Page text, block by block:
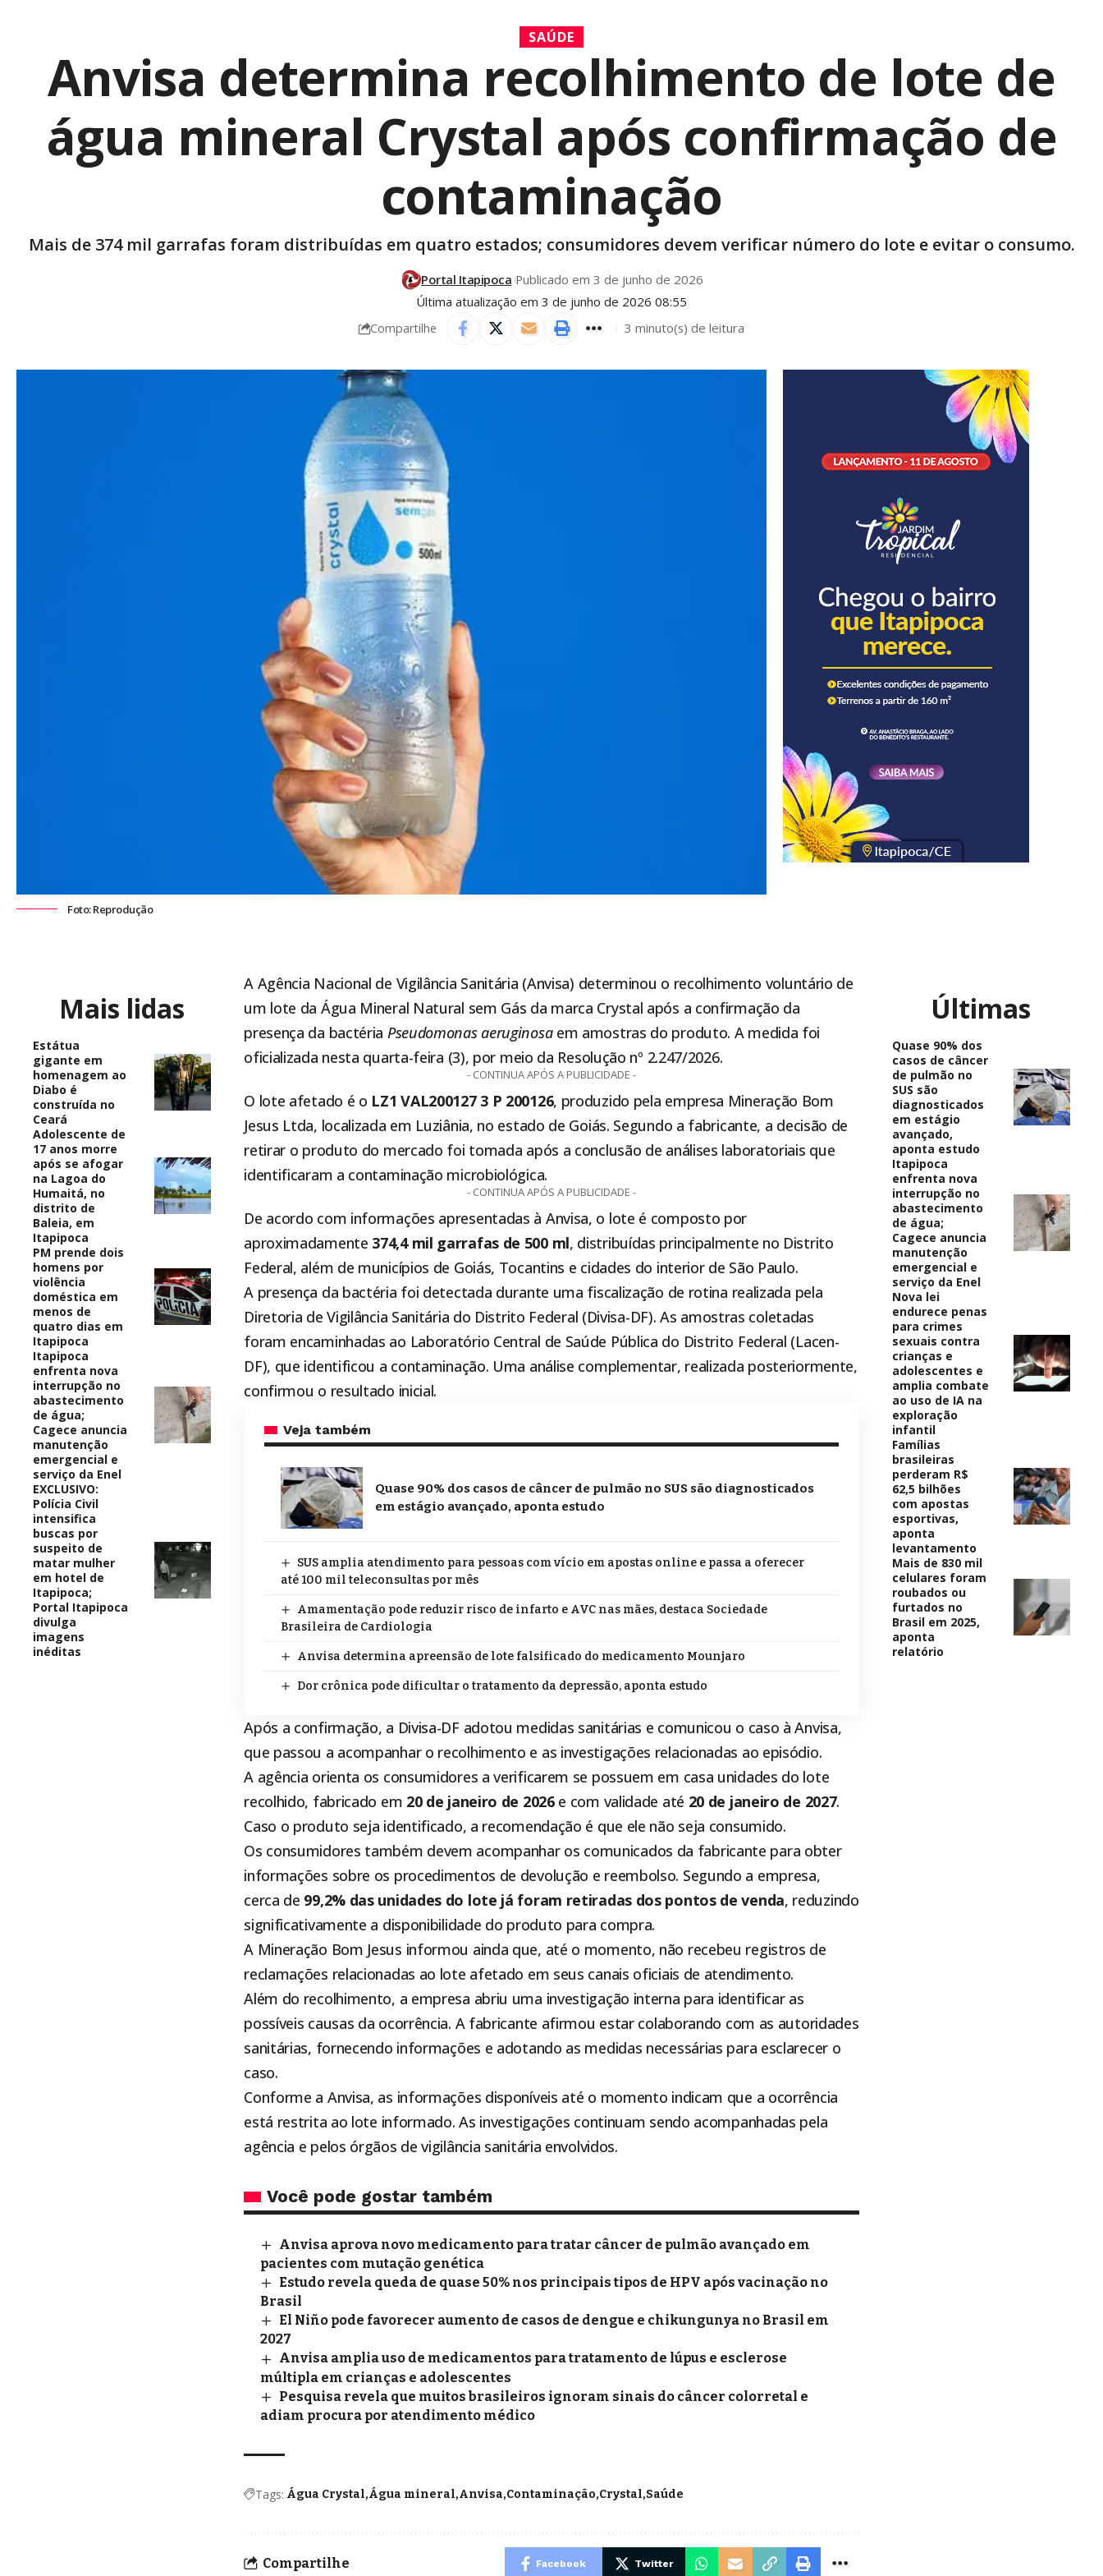
SAÚDE
Anvisa determina recolhimento de lote de
água mineral Crystal após confirmação de
contaminação
Mais de 374 mil garrafas foram distribuídas em quatro estados; consumidores devem verificar número do lote e evitar o consumo.
Última atualização em 3 de junho de 2026 08:55
Portal Itapipoca Publicado em 3 de junho de 2026
Compartilhe 3 minuto(s) de leitura
Foto: Reprodução
Mais lidas
Estátua
gigante em
homenagem ao
Diabo é
construída no
Ceará
Adolescente de
17 anos morre
após se afogar
na Lagoa do
Humaitá, no
distrito de
Baleia, em
Itapipoca
PM prende dois
homens por
violência
doméstica em
menos de
quatro dias em
Itapipoca
Itapipoca
enfrenta nova
interrupção no
abastecimento
de água;
Cagece anuncia
manutenção
emergencial e
serviço da Enel
EXCLUSIVO:
Polícia Civil
intensifica
buscas por
suspeito de
matar mulher
em hotel de
Itapipoca;
Portal Itapipoca
divulga
imagens
inéditas
A Agência Nacional de Vigilância Sanitária (Anvisa) determinou o recolhimento voluntário de
um lote da Água Mineral Natural sem Gás da marca Crystal após a confirmação da
presença da bactéria Pseudomonas aeruginosaem amostras do produto. A medida foi
oficializada nesta quarta-feira (3), por meio da Resolução nº 2.247/2026.
- CONTINUA APÓS A PUBLICIDADE -
O lote afetado é o LZ1 VAL200127 3 P 200126, produzido pela empresa Mineração Bom
Jesus Ltda, localizada em Luziânia, no estado de Goiás. Segundo a fabricante, a decisão de
retirar o produto do mercado foi tomada após a conclusão de análises laboratoriais que
identificaram a contaminação microbiológica.
- CONTINUA APÓS A PUBLICIDADE -
De acordo com informações apresentadas à Anvisa, o lote é composto por
aproximadamente 374,4 mil garrafas de 500 ml, distribuídas principalmente no Distrito
Federal, além de municípios de Goiás, Tocantins e cidades do interior de São Paulo.
A presença da bactéria foi detectada durante uma fiscalização de rotina realizada pela
Diretoria de Vigilância Sanitária do Distrito Federal (Divisa-DF). As amostras coletadas
foram encaminhadas ao Laboratório Central de Saúde Pública do Distrito Federal (Lacen-
DF), que identificou a contaminação. Uma análise complementar, realizada posteriormente,
confirmou o resultado inicial.
Veja também
Quase 90% dos casos de câncer de pulmão no SUS são diagnosticados
em estágio avançado, aponta estudo
SUS amplia atendimento para pessoas com vício em apostas online e passa a oferecer
até 100 mil teleconsultas por mês
Amamentação pode reduzir risco de infarto e AVC nas mães, destaca Sociedade
Brasileira de Cardiologia
Anvisa determina apreensão de lote falsificado do medicamento Mounjaro
Dor crônica pode dificultar o tratamento da depressão, aponta estudo
Após a confirmação, a Divisa-DF adotou medidas sanitárias e comunicou o caso à Anvisa,
que passou a acompanhar o recolhimento e as investigações relacionadas ao episódio.
A agência orienta os consumidores a verificarem se possuem em casa unidades do lote
recolhido, fabricado em 20 de janeiro de 2026e com validade até 20 de janeiro de 2027.
Caso o produto seja identificado, a recomendação é que ele não seja consumido.
Os consumidores também devem acompanhar os comunicados da fabricante para obter
informações sobre os procedimentos de devolução e reembolso. Segundo a empresa,
cerca de 99,2% das unidades do lote já foram retiradas dos pontos de venda, reduzindo
significativamente a disponibilidade do produto para compra.
A Mineração Bom Jesus informou ainda que, até o momento, não recebeu registros de
reclamações relacionadas ao lote afetado em seus canais oficiais de atendimento.
Além do recolhimento, a empresa abriu uma investigação interna para identificar as
possíveis causas da ocorrência. A fabricante afirmou estar colaborando com as autoridades
sanitárias, fornecendo informações e adotando as medidas necessárias para esclarecer o
caso.
Conforme a Anvisa, as informações disponíveis até o momento indicam que a ocorrência
está restrita ao lote informado. As investigações continuam sendo acompanhadas pela
agência e pelos órgãos de vigilância sanitária envolvidos.
Você pode gostar também
Anvisa aprova novo medicamento para tratar câncer de pulmão avançado em
pacientes com mutação genética
Estudo revela queda de quase 50% nos principais tipos de HPV após vacinação no
Brasil
El Niño pode favorecer aumento de casos de dengue e chikungunya no Brasil em
2027
Anvisa amplia uso de medicamentos para tratamento de lúpus e esclerose
múltipla em crianças e adolescentes
Pesquisa revela que muitos brasileiros ignoram sinais do câncer colorretal e
adiam procura por atendimento médico
Tags: Água Crystal Água mineral Anvisa Contaminação Crystal Saúde
Compartilhe Facebook Twitter
Últimas
Quase 90% dos
casos de câncer
de pulmão no
SUS são
diagnosticados
em estágio
avançado,
aponta estudo
Itapipoca
enfrenta nova
interrupção no
abastecimento
de água;
Cagece anuncia
manutenção
emergencial e
serviço da Enel
Nova lei
endurece penas
para crimes
sexuais contra
crianças e
adolescentes e
amplia combate
ao uso de IA na
exploração
infantil
Famílias
brasileiras
perderam R$
62,5 bilhões
com apostas
esportivas,
aponta
levantamento
Mais de 830 mil
celulares foram
roubados ou
furtados no
Brasil em 2025,
aponta
relatório